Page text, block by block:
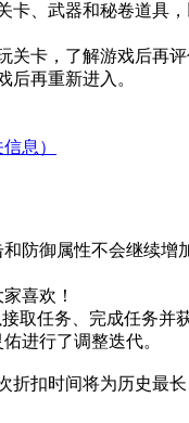
、武器和秘卷道
卡，了解游戏后再评
后再重新进入。
息）
御属性不会继续
喜欢！
取任务、完成任务
进行了调整迭代。
折扣时间将为历史最